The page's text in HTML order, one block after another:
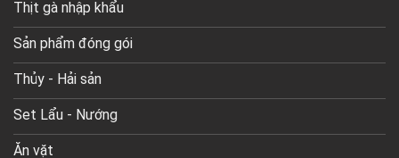
Thịt gà nhập khẩu
Sản phẩm đóng gói
Thủy - Hải sản
Set Lẩu - Nướng
Ăn vặt